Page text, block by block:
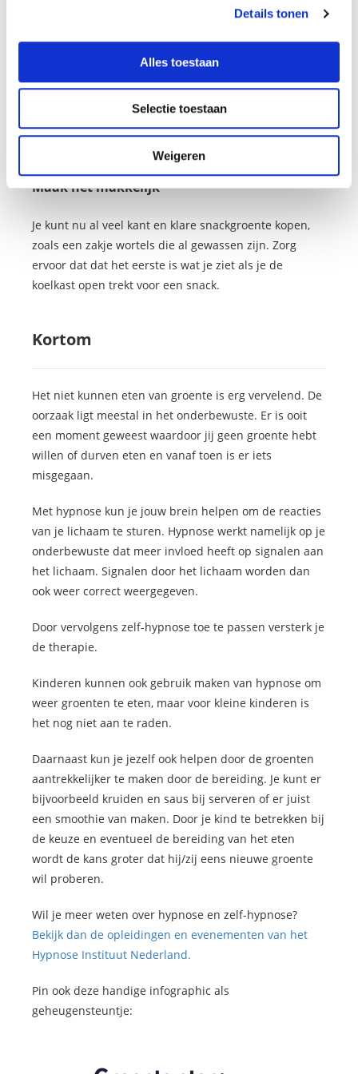
Details tonen
Alles toestaan
Selectie toestaan
Weigeren
Smoothies zijn de gezondheidstrend om nu genoeg
groente te eten.Daarbij is het voordeel ook dat het
lekker en makkelijk is. Dus gooi wat groente in de
blender, doe er wat water, yoghurt en een banaan bij
en je hebt je groenteshotje weer gehad.
Maak het makkelijk
Je kunt nu al veel kant en klare snackgroente kopen,
zoals een zakje wortels die al gewassen zijn. Zorg
ervoor dat dat het eerste is wat je ziet als je de
koelkast open trekt voor een snack.
Kortom
Het niet kunnen eten van groente is erg vervelend. De
oorzaak ligt meestal in het onderbewuste. Er is ooit
een moment geweest waardoor jij geen groente hebt
willen of durven eten en vanaf toen is er iets
misgegaan.
Met hypnose kun je jouw brein helpen om de reacties
van je lichaam te sturen. Hypnose werkt namelijk op je
onderbewuste dat meer invloed heeft op signalen aan
het lichaam. Signalen door het lichaam worden dan
ook weer correct weergegeven.
Door vervolgens zelf-hypnose toe te passen versterk je
de therapie.
Kinderen kunnen ook gebruik maken van hypnose om
weer groenten te eten, maar voor kleine kinderen is
het nog niet aan te raden.
Daarnaast kun je jezelf ook helpen door de groenten
aantrekkelijker te maken door de bereiding. Je kunt er
bijvoorbeeld kruiden en saus bij serveren of er juist
een smoothie van maken. Door je kind te betrekken bij
de keuze en eventueel de bereiding van het eten
wordt de kans groter dat hij/zij eens nieuwe groente
wil proberen.
Wil je meer weten over hypnose en zelf-hypnose?
Bekijk dan de opleidingen en evenementen van het
Hypnose Instituut Nederland.
Pin ook deze handige infographic als
geheugensteuntje: